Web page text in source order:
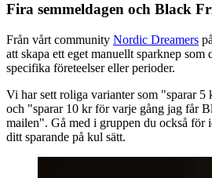
Fira semmeldagen och Black
Från vårt community Nordic Dreamers
att skapa ett eget manuellt sparknep som
specifika företeelser eller perioder.
Vi har sett roliga varianter som "sparar
och "sparar 10 kr för varje gång jag får
mailen". Gå med i gruppen du också för
ditt sparande på kul sätt.